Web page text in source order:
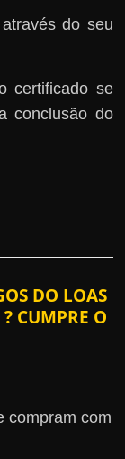
do seu
certificado se
conclusão do
DO LOAS
CUMPRE O
compram com